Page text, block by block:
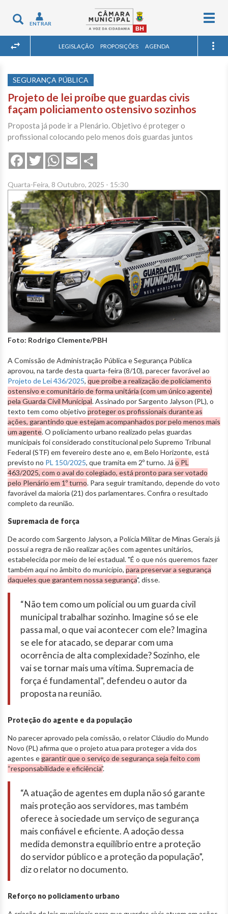
Toggle
navigation
ENTRAR
LEGISLAÇÃO PROPOSIÇÕES AGENDA
SEGURANÇA PÚBLICA
Projeto de lei proíbe que guardas civis
façam policiamento ostensivo sozinhos
Proposta já pode ir a Plenário. Objetivo é proteger o
profissional colocando pelo menos dois guardas juntos
FacebookTwitterWhatsApp
Email
Quarta-Feira, 8 Outubro, 2025 - 15:30
Foto: Rodrigo Clemente/PBH
A Comissão de Administração Pública e Segurança Pública
aprovou, na tarde desta quarta-feira (8/10), parecer favorável ao
Projeto de Lei 436/2025, que proíbe a realização de policiamento
ostensivo e comunitário de forma unitária (com um único agente)
pela Guarda Civil Municipal. Assinado por Sargento Jalyson (PL), o
texto tem como objetivo proteger os profissionais durante as
ações, garantindo que estejam acompanhados por pelo menos mais
um agente. O policiamento urbano realizado pelas guardas
municipais foi considerado constitucional pelo Supremo Tribunal
Federal (STF) em fevereiro deste ano e, em Belo Horizonte, está
previsto no PL 150/2025, que tramita em 2º turno. Já o PL
463/2025, com o aval do colegiado, está pronto para ser votado
pelo Plenário em 1º turno. Para seguir tramitando, depende do voto
favorável da maioria (21) dos parlamentares. Confira o resultado
completo da reunião.
Supremacia de força
De acordo com Sargento Jalyson, a Polícia Militar de Minas Gerais já
possui a regra de não realizar ações com agentes unitários,
estabelecida por meio de lei estadual. "É o que nós queremos fazer
também aqui no âmbito do município, para preservar a segurança
daqueles que garantem nossa segurança", disse.
“Não tem como um policial ou um guarda civil
municipal trabalhar sozinho. Imagine só se ele
passa mal, o que vai acontecer com ele? Imagina
se ele for atacado, se deparar com uma
ocorrência de alta complexidade? Sozinho, ele
vai se tornar mais uma vítima. Supremacia de
força é fundamental", defendeu o autor da
proposta na reunião.
Proteção do agente e da população
No parecer aprovado pela comissão, o relator Cláudio do Mundo
Novo (PL) afirma que o projeto atua para proteger a vida dos
agentes e garantir que o serviço de segurança seja feito com
“responsabilidade e eficiência”.
“A atuação de agentes em dupla não só garante
mais proteção aos servidores, mas também
oferece à sociedade um serviço de segurança
mais confiável e eficiente. A adoção dessa
medida demonstra equilíbrio entre a proteção
do servidor público e a proteção da população”,
diz o relator no documento.
Reforço no policiamento urbano